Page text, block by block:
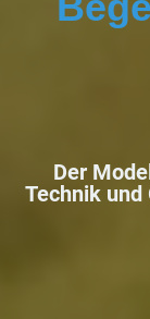
Der
Technik